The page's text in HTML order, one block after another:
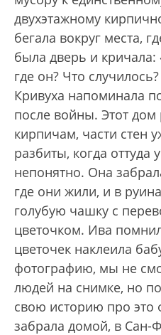
двухэтажному
бегала вокруг места,
была дверь и кричала:
где он? Что
Кривуха напоминала
после войны. Этот дом
кирпичам, части стен
разбиты, когда
непонятно. Она
где они жили, и в
голубую чашку с
цветочком. Ива
цветочек наклеила
фотографию, мы не
людей на снимке, но
свою историю про это
забрала домой, в Сан-